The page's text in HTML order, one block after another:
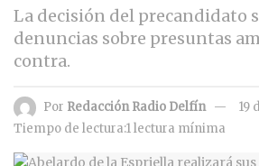
La decisión del precandidato
denuncias sobre presuntas
contra.
Por Redacción Radio Delfín
19
Tiempo de lectura:1 lectura mínima